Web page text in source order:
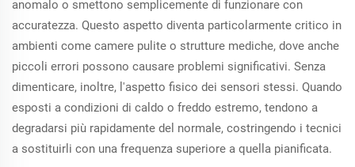
anomalo o smettono semplicemente di funzionare con
accuratezza. Questo aspetto diventa particolarmente critico in
ambienti come camere pulite o strutture mediche, dove anche
piccoli errori possono causare problemi significativi. Senza
dimenticare, inoltre, l'aspetto fisico dei sensori stessi. Quando
esposti a condizioni di caldo o freddo estremo, tendono a
degradarsi più rapidamente del normale, costringendo i tecnici
a sostituirli con una frequenza superiore a quella pianificata.